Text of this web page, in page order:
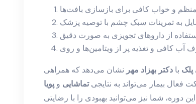
و خواب کافی برای بازسازی بافت‌ها
به تمرینات سبک چشم با توصیه پزشک
از داروهای تجویزی به صورت دقیق
آب کافی و تغذیه پر از ویتامین‌ها و روی
با دکتر بهزاد مهر نشان می‌دهد که همراهی
بیمار می‌تواند به نتایجیتماشایی و پویا
دوره، شما نیز می‌توانید بهبودی را با رضایتی